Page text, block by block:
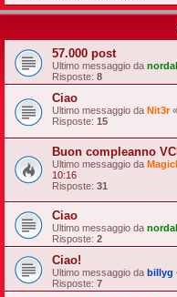
57.000 post
Ultimo messaggio da
Risposte: 8
Ciao
Ultimo messaggio da Nit3r«
Risposte: 15
Buon compleanno
Ultimo messaggio da
10:16
Risposte: 31
Ciao
Ultimo messaggio da
Risposte: 2
Ciao!
Ultimo messaggio da billyg
Risposte: 7